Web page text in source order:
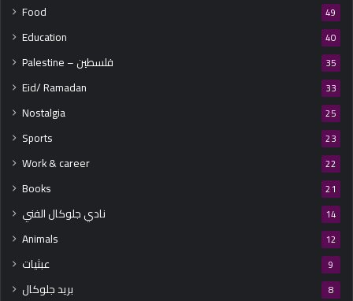
Food 49
Education 40
Palestine – فلسطين 35
Eid/ Ramadan 33
Nostalgia 25
Sports 23
Work & career 22
Books 21
نادي جلوكال الفني 14
Animals 12
عبثيات 9
بريد جلوكال 8